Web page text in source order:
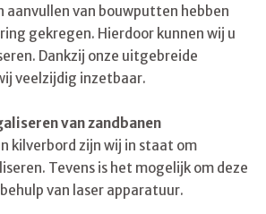
aanvullen van bouwputten hebben
gekregen. Hierdoor kunnen wij u
Dankzij onze uitgebreide
veelzijdig inzetbaar.
van zandbanen
kilverbord zijn wij in staat om
Tevens is het mogelijk om deze
van laser apparatuur.